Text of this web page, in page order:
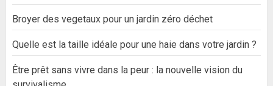
Broyer des vegetaux pour un jardin zéro déchet
Quelle est la taille idéale pour une haie dans votre jardin ?
Être prêt sans vivre dans la peur : la nouvelle vision du